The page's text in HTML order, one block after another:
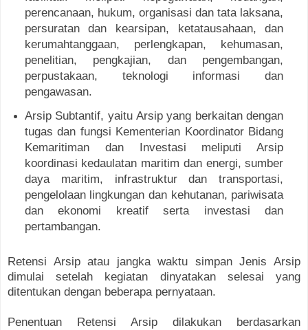
perencanaan, hukum, organisasi dan tata laksana,
persuratan dan kearsipan, ketatausahaan, dan
kerumahtanggaan, perlengkapan, kehumasan,
penelitian, pengkajian, dan pengembangan,
perpustakaan, teknologi informasi dan
pengawasan.
Arsip Subtantif, yaitu Arsip yang berkaitan dengan
tugas dan fungsi Kementerian Koordinator Bidang
Kemaritiman dan Investasi meliputi Arsip
koordinasi kedaulatan maritim dan energi, sumber
daya maritim, infrastruktur dan transportasi,
pengelolaan lingkungan dan kehutanan, pariwisata
dan ekonomi kreatif serta investasi dan
pertambangan.
Retensi Arsip atau jangka waktu simpan Jenis Arsip
dimulai setelah kegiatan dinyatakan selesai yang
ditentukan dengan beberapa pernyataan.
Penentuan Retensi Arsip dilakukan berdasarkan